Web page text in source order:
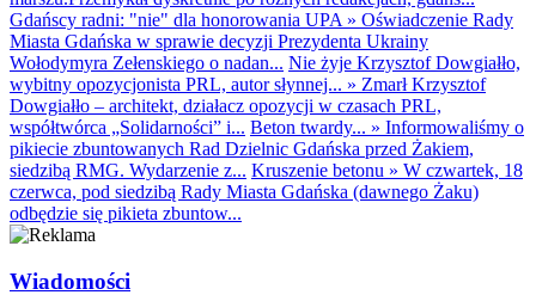
Gdańscy radni: "nie" dla honorowania UPA » Oświadczenie Rady
Miasta Gdańska w sprawie decyzji Prezydenta Ukrainy
Wołodymyra Zełenskiego o nadan... Nie żyje Krzysztof Dowgiałło,
wybitny opozycjonista PRL, autor słynnej... » Zmarł Krzysztof
Dowgiałło – architekt, działacz opozycji w czasach PRL,
współtwórca „Solidarności” i... Beton twardy... » Informowaliśmy o
pikiecie zbuntowanych Rad Dzielnic Gdańska przed Żakiem,
siedzibą RMG. Wydarzenie z... Kruszenie betonu » W czwartek, 18
czerwca, pod siedzibą Rady Miasta Gdańska (dawnego Żaku)
odbędzie się pikieta zbuntow...
Wiadomości